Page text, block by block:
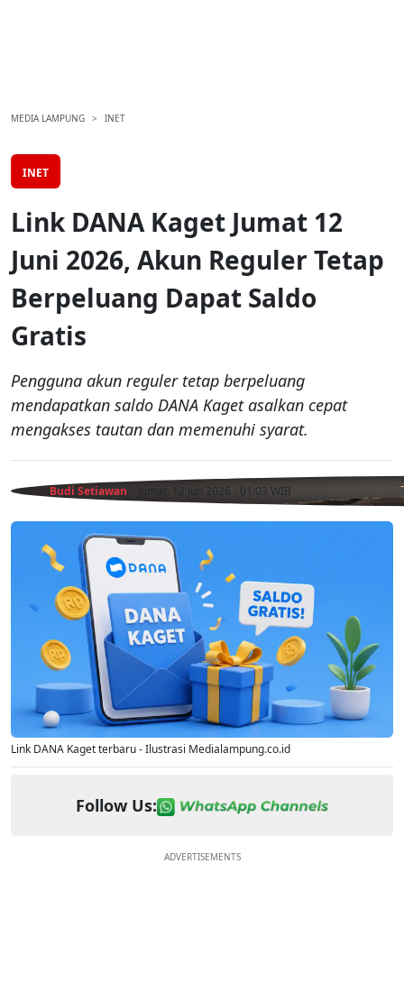
MEDIA LAMPUNG INET
INET
Link DANA Kaget Jumat 12
Juni 2026, Akun Reguler Tetap
Berpeluang Dapat Saldo
Gratis
Pengguna akun reguler tetap berpeluang
mendapatkan saldo DANA Kaget asalkan cepat
mengakses tautan dan memenuhi syarat.
Budi Setiawan - Jumat, 12 Jun 2026 - 01:03 WIB
Link DANA Kaget terbaru - Ilustrasi Medialampung.co.id
Follow Us:
ADVERTISEMENTS